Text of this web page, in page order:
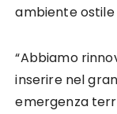
ambiente
“Abbiamo
inserire nel
emergenza